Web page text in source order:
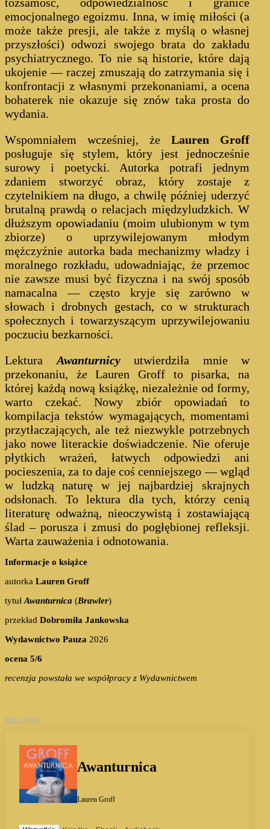
emocjonalnego egoizmu. Inna, w imię miłości (a
może także presji, ale także z myślą o własnej
przyszłości) odwozi swojego brata do zakładu
psychiatrycznego. To nie są historie, które dają
ukojenie — raczej zmuszają do zatrzymania się i
konfrontacji z własnymi przekonaniami, a ocena
bohaterek nie okazuje się znów taka prosta do
wydania.
Wspomniałem wcześniej, żeLauren Groff
posługuje się stylem, który jest jednocześnie
surowy i poetycki. Autorka potrafi jednym
zdaniem stworzyć obraz, który zostaje z
czytelnikiem na długo, a chwilę później uderzyć
brutalną prawdą o relacjach międzyludzkich. W
dłuższym opowiadaniu (moim ulubionym w tym
zbiorze) o uprzywilejowanym młodym
mężczyźnie autorka bada mechanizmy władzy i
moralnego rozkładu, udowadniając, że przemoc
nie zawsze musi być fizyczna i na swój sposób
namacalna — często kryje się zarówno w
słowach i drobnych gestach, co w strukturach
społecznych i towarzyszącym uprzywilejowaniu
poczuciu bezkarności.
Lektura Awanturnicy
utwierdziła mnie w
przekonaniu, żeLauren Groff to pisarka, na
której każdą nową książkę, niezależnie od formy,
warto czekać. Nowy zbiór opowiadań to
kompilacja tekstów wymagających, momentami
przytłaczających, ale też niezwykle potrzebnych
jako nowe literackie doświadczenie. Nie oferuje
płytkich wrażeń, łatwych odpowiedzi ani
pocieszenia, za to daje coś cenniejszego — wgląd
w ludzką naturę w jej najbardziej skrajnych
odsłonach. To lektura dla tych, którzy cenią
literaturę odważną, nieoczywistą i zostawiającą
ślad – porusza i zmusi do pogłębionej refleksji.
Warta zauważenia i odnotowania.
Informacje o książce
autorka Lauren Groff
tytuł Awanturnica (Brawler)
przekład Dobromiła Jankowska
Wydawnictwo Pauza 2026
ocena 5/6
recenzja powstała we współpracy z Wydawnictwem